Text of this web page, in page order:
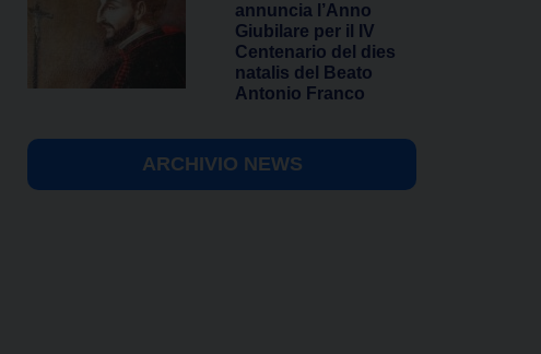
annuncia l’Anno
Giubilare per il IV
Centenario del dies
natalis del Beato
Antonio Franco
ARCHIVIO NEWS